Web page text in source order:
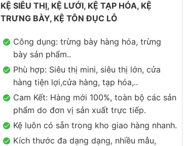
KỆ SIÊU THỊ, KỆ LƯỚI, KỆ TẠP HÓA, KỆ
TRƯNG BÀY, KỆ TÔN ĐỤC LỖ
Công dụng: trừng bày hàng hóa, trừng
bày sản phẩm..
Phù hợp: Siêu thị mini, siêu thị lớn, cửa
hàng tiện lợi,cửa hàng, tạp hóa,..
Cam Kết: Hàng mới 100%, toàn bộ các sản
phẩm do đơn vị sản xuất trực tiếp.
Kệ luôn có sẵn trong kho giao hàng nhanh.
Kích thước đa dạng dạng, nhiều mẫu,